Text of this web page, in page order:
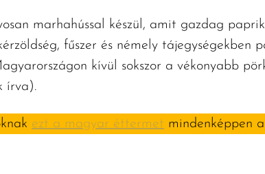
marhahússal készül, amit gazdag
fűszer és némely tájegységekben
kívül sokszor a vékonyabb
írva).
ezt a magyar éttermet mindenképpen